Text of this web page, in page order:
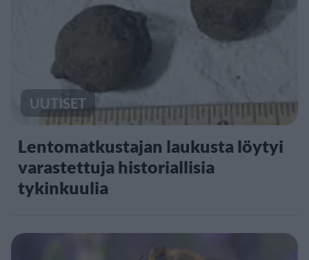
UUTISET
Lentomatkustajan laukusta löytyi
varastettuja historiallisia
tykinkuulia